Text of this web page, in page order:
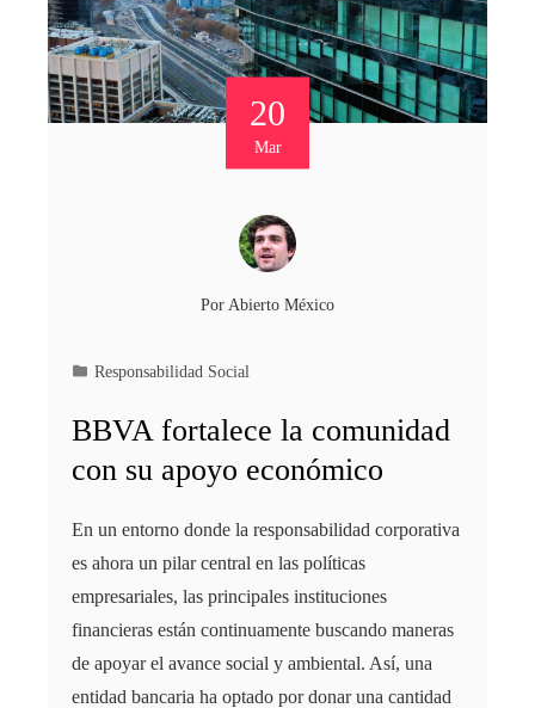
20
Mar
Por Abierto México
Responsabilidad Social
BBVA fortalece la comunidad
con su apoyo económico
En un entorno donde la responsabilidad corporativa
es ahora un pilar central en las políticas
empresariales, las principales instituciones
financieras están continuamente buscando maneras
de apoyar el avance social y ambiental. Así, una
entidad bancaria ha optado por donar una cantidad